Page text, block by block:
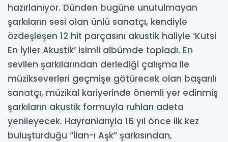
hazırlanıyor. Dünden bugüne unutulmayan
şarkıların sesi olan ünlü sanatçı, kendiyle
özdeşleşen 12 hit parçasını akustik haliyle ‘Kutsi
En İyiler Akustik’ isimli albümde topladı. En
sevilen şarkılarından derlediği çalışma ile
müzikseverleri geçmişe götürecek olan başarılı
sanatçı, müzikal kariyerinde önemli yer edinmiş
şarkıların akustik formuyla ruhları adeta
yenileyecek. Hayranlarıyla 16 yıl önce ilk kez
buluşturduğu “İlan-ı Aşk” şarkısından,